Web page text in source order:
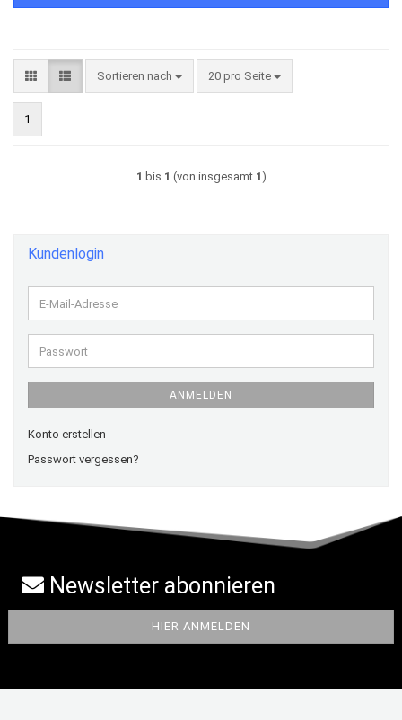
Sortieren nach
Sortieren nach 20 pro Seite
pro Seite
1
1 bis 1 (von insgesamt 1)
Kundenlogin
E-
Mail-
Adresse
Passwort
ANMELDEN
Konto erstellen
Passwort vergessen?
Newsletter abonnieren